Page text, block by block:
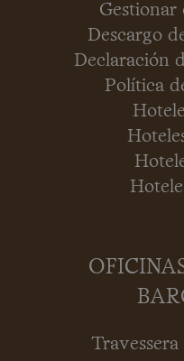
Gestionar
Descargo
Declaración
Política
Travessera